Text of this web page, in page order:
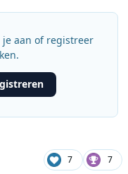
aan of registreer
7 7